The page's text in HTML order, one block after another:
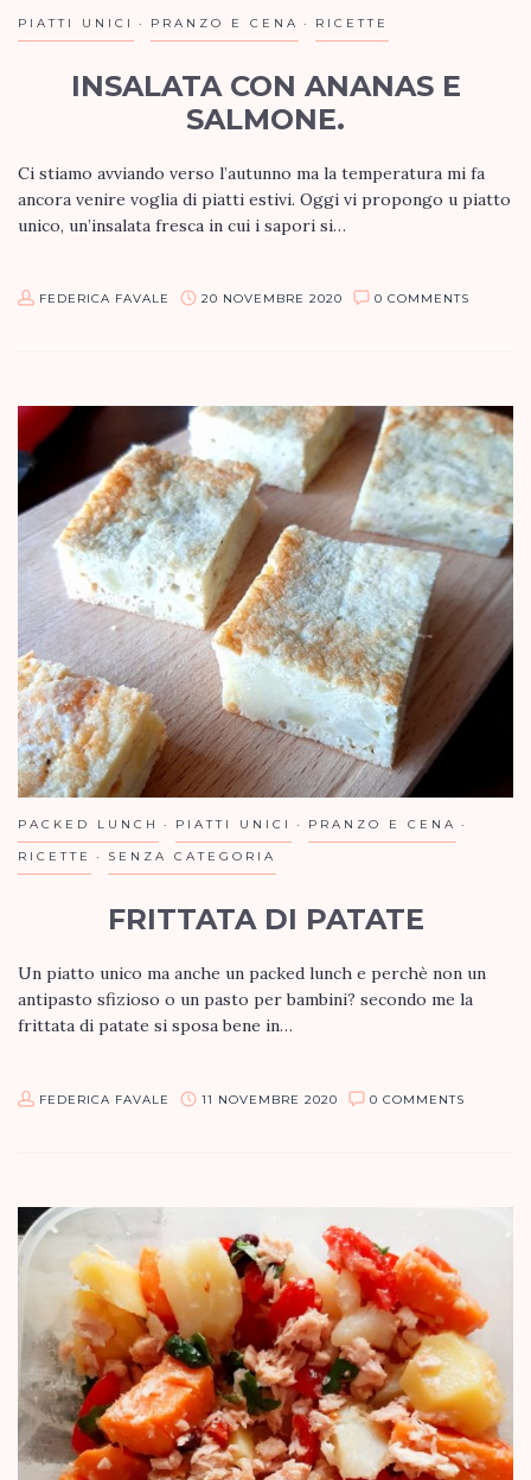
PIATTI UNICI PRANZO E CENA RICETTE
INSALATA CON ANANAS E
SALMONE.
Ci stiamo avviando verso l’autunno ma la temperatura mi fa
ancora venire voglia di piatti estivi. Oggi vi propongo u piatto
unico, un’insalata fresca in cui i sapori si…
FEDERICA FAVALE 20 NOVEMBRE 2020 0 COMMENTS
PACKED LUNCH PIATTI UNICI PRANZO E CENA
RICETTE SENZA CATEGORIA
FRITTATA DI PATATE
Un piatto unico ma anche un packed lunch e perchè non un
antipasto sfizioso o un pasto per bambini? secondo me la
frittata di patate si sposa bene in…
FEDERICA FAVALE 11 NOVEMBRE 2020 0 COMMENTS